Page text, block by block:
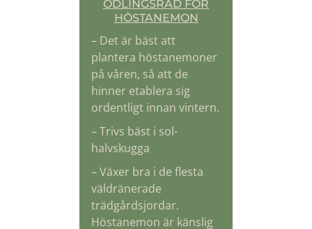
ODLINGSRÅD FÖR
HÖSTANEMON
– Det är bäst att
plantera höstanemoner
på våren, så att de
hinner etablera sig
ordentligt innan vintern.
– Trivs bäst i sol-
halvskugga
– Växer bra i de flesta
väldränerade
trädgårdsjordar.
Höstanemon är känslig